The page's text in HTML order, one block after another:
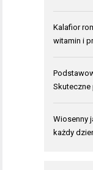
Kalafior
witamin i
Wiosenny
każdy